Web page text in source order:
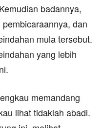
badannya,
dan
mula tersebut.
yang lebih
memandang
lihat tidaklah abadi.